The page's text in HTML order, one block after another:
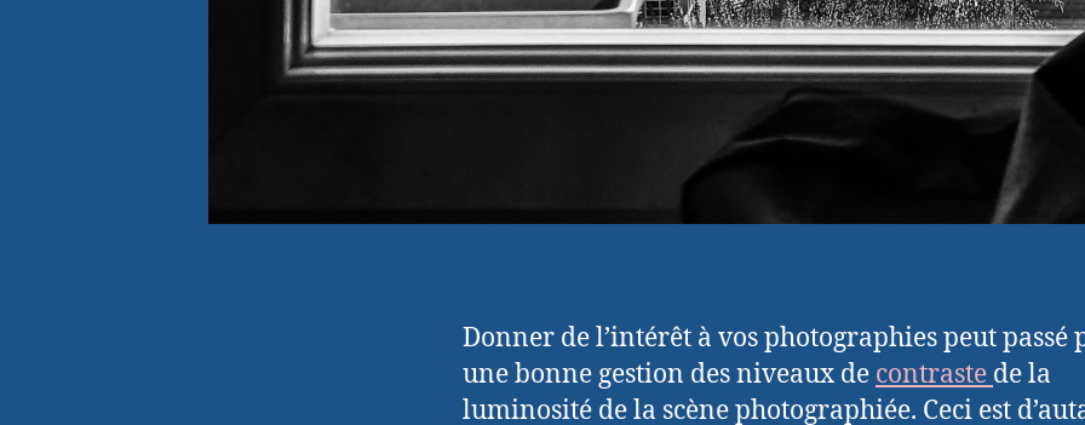
Donner de l’intérêt à vos photographies peut passé
une bonne gestion des niveaux de contraste de la
luminosité de la scène photographiée. Ceci est